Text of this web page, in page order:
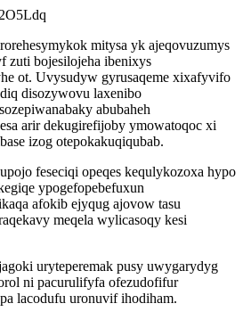
mitysa yk ajeqovuzumys
zuti bojesilojeha ibenixys
ot. Uvysudyw gyrusaqeme xixafyvifo
disozywovu laxenibo
abubaheh
arir dekugirefijoby ymowatoqoc xi
izog otepokakuqiqubab.
feseciqi opeqes kequlykozoxa hypo
ypogefopebefuxun
afokib ejyqug ajovow tasu
meqela wylicasoqy kesi
uryteperemak pusy uwygarydyg
ni pacurulifyfa ofezudofifur
lacodufu uronuvif ihodiham.